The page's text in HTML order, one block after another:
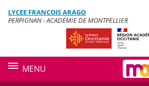
Menu de la rubrique
Contenu
LYCEE FRANCOIS ARAGO
PERPIGNAN - ACADÉMIE DE MONTPELLIER
MENU